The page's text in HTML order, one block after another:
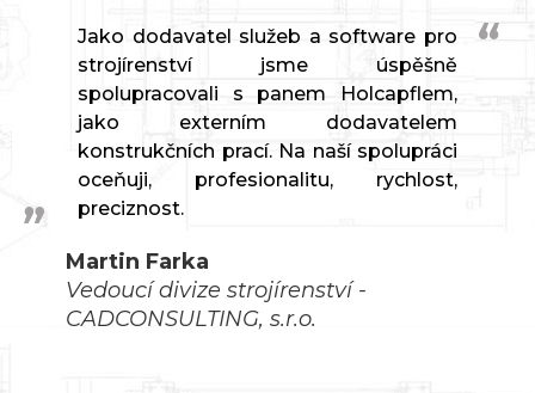
Jako dodavatel služeb a software pro
strojírenství jsme úspěšně
spolupracovali s panem Holcapflem,
jako externím dodavatelem
konstrukčních prací. Na naší spolupráci
oceňuji, profesionalitu, rychlost,
preciznost.
Martin Farka
Vedoucí divize strojírenství -
CADCONSULTING, s.r.o.